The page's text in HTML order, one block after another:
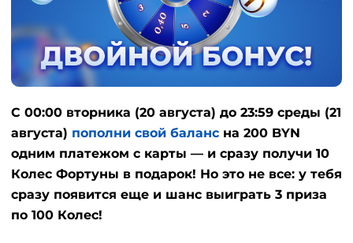
С 00:00 вторника (20 августа) до 23:59 среды (21
августа) пополни свой баланс на 200 BYN
одним платежом с карты — и сразу получи 10
Колес Фортуны в подарок! Но это не все: у тебя
сразу появится еще и шанс выиграть 3 приза
по 100 Колес!